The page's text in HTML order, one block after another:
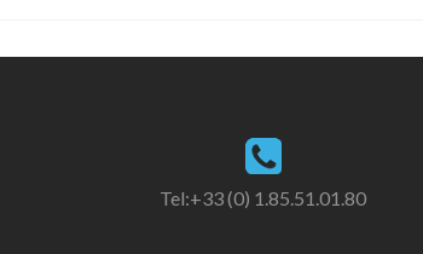
Tel:+33 (0) 1.85.51.01.80